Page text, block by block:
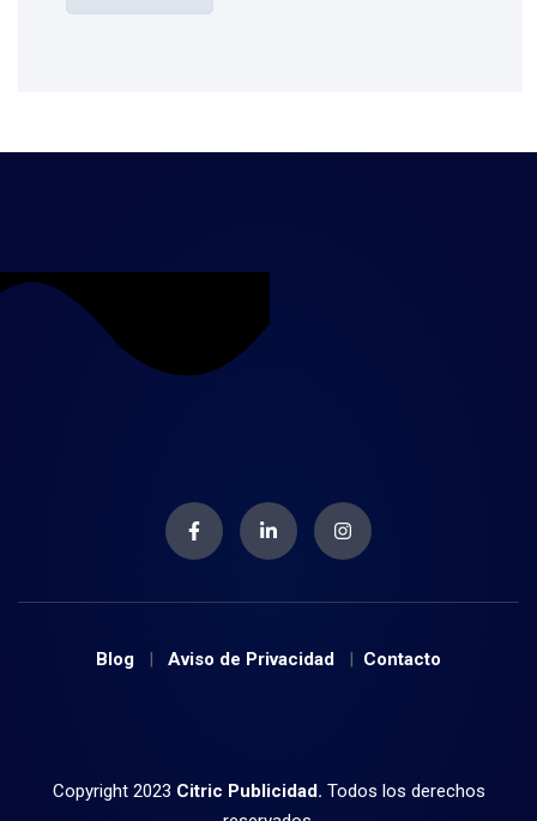
Blog | Aviso de Privacidad | Contacto
Copyright 2023 Citric Publicidad. Todos los derechos